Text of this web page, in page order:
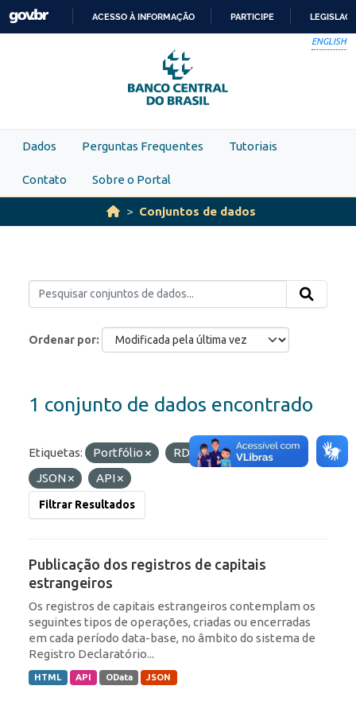
Skip to main content
PARA
O
CONTEÚDO
ACESSO À INFORMAÇÃO PARTICIPE
ENGLISH
Dados Perguntas Frequentes Tutoriais
Contato Sobre o Portal
Conjuntos de dados
Ordenar por
1 conjunto de dados encontrado
Etiquetas: Portfólio RDE
Formatos:
JSON
API
Filtrar Resultados
Publicação dos registros de capitais
estrangeiros
Os registros de capitais estrangeiros contemplam os
seguintes tipos de operações, criadas ou encerradas
em cada período data-base, no âmbito do sistema de
Registro Declaratório...
HTML API OData JSON